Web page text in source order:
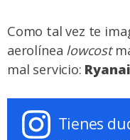
Como tal vez te
aerolínea lowcost
mal servicio:
Tienes